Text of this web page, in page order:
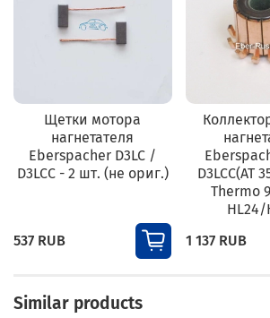
Щетки мотора
нагнетателя
Eberspacher D3LC /
D3LCC - 2 шт. (не ориг.)
537 RUB
D3LCC(AT
Thermo
HL24/
1 137 RUB
Similar products